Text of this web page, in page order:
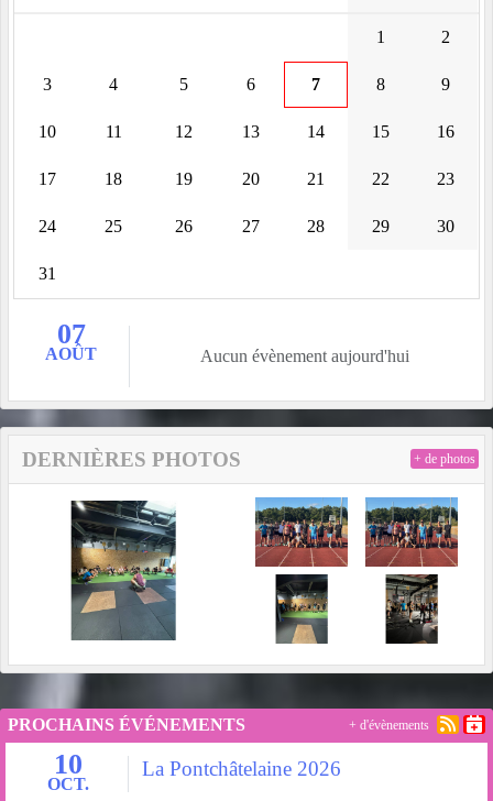
1 2
3 4 5 6 7 8 9
10 11 12 13 14 15 16
17 18 19 20 21 22 23
24 25 26 27 28 29 30
31
07
AOÛT Aucun évènement aujourd'hui
DERNIÈRES PHOTOS + de photos
PROCHAINS ÉVÉNEMENTS
10
OCT.
La Pontchâtelaine 2026
+ d'évènements